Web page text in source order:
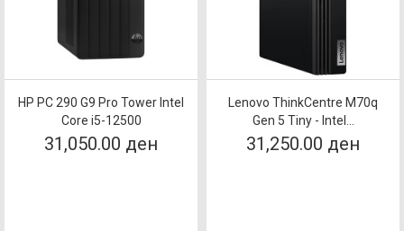
HP PC 290 G9 Pro Tower Intel
Core i5-12500
31,050.00 ден
Lenovo ThinkCentre M70q
Gen 5 Tiny - Intel...
31,250.00 ден